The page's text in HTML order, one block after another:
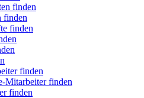
finden
finden
finden
finden
Mitarbeiter finden
finden